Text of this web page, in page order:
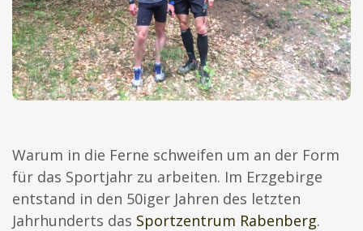
Warum in die Ferne schweifen um an der Form
für das Sportjahr zu arbeiten. Im Erzgebirge
entstand in den 50iger Jahren des letzten
Jahrhunderts das Sportzentrum Rabenberg.